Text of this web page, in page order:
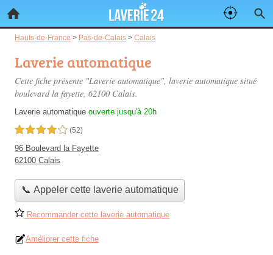
Hauts-de-France > Pas-de-Calais > Calais
Laverie automatique
Cette fiche présente "Laverie automatique", laverie automatique situé
boulevard la fayette, 62100 Calais.
Laverie automatique ouverte jusqu'à 20h
4,0 étoiles sur 5 (52)
96 Boulevard la Fayette
62100 Calais
📞 Appeler cette laverie automatique
Recommander cette laverie automatique
Améliorer cette fiche